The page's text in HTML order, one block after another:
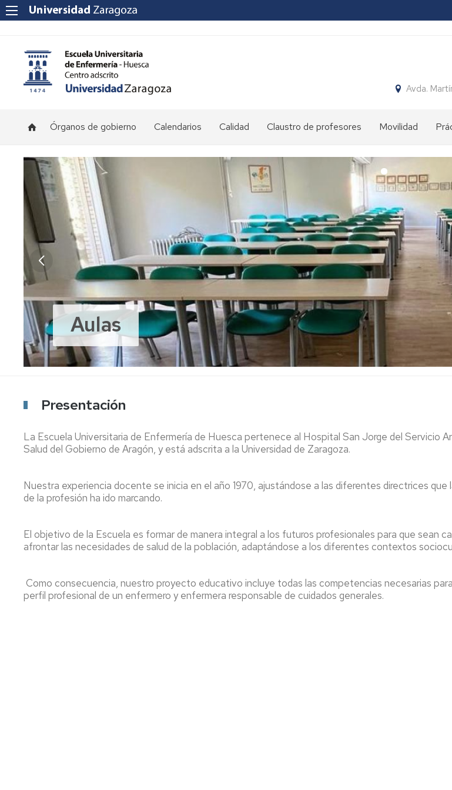
Avda.
Órganos de gobierno Calendarios Calidad Claustro de profesores Movilidad
Aulas
Hospital Universitario
Trofeo Rector
Escuela de Enfermería de Huesca
Más de 50 años formando enfermeras excelentes
Día Mundial de la Higiene de Manos
Presentación
La Escuela Universitaria de Enfermería de Huesca pertenece al Hospital San Jorge del Servicio
Salud del Gobierno de Aragón, y está adscrita a la Universidad de Zaragoza.
Nuestra experiencia docente se inicia en el año 1970, ajustándose a las diferentes directrices que
de la profesión ha ido marcando.
El objetivo de la Escuela es formar de manera integral a los futuros profesionales para que sean
afrontar las necesidades de salud de la población, adaptándose a los diferentes contextos
Como consecuencia, nuestro proyecto educativo incluye todas las competencias necesarias
perfil profesional de un enfermero y enfermera responsable de cuidados generales.